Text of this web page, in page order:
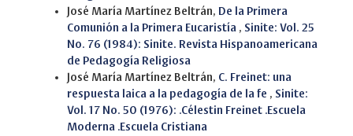
José María Martínez Beltrán, De la Primera
Comunión a la Primera Eucaristía , Sinite: Vol. 25
No. 76 (1984): Sinite. Revista Hispanoamericana
de Pedagogía Religiosa
José María Martínez Beltrán, C. Freinet: una
respuesta laica a la pedagogía de la fe , Sinite:
Vol. 17 No. 50 (1976): .Célestin Freinet .Escuela
Moderna .Escuela Cristiana